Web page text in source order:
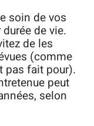
soin de vos
de vie.
de les
(comme
pas fait pour).
peut
selon